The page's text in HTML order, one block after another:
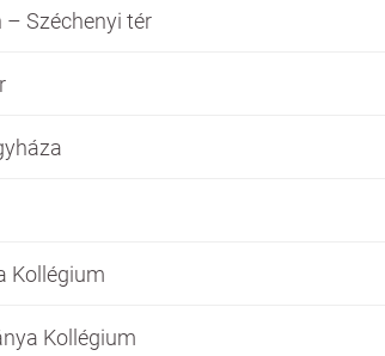
Széchenyi tér
Kollégium
Kollégium